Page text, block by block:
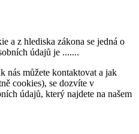
a z hlediska zákona se jedná o
údajů je .......
nás můžete kontaktovat a jak
cookies), se dozvíte v
údajů, který najdete na našem